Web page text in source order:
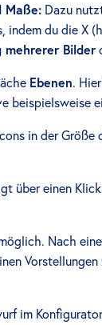
Maße: Dazu
du die
Bilder
Ebenen.
beispielsweise
in der
über einen
Nach
Vorstellungen
im